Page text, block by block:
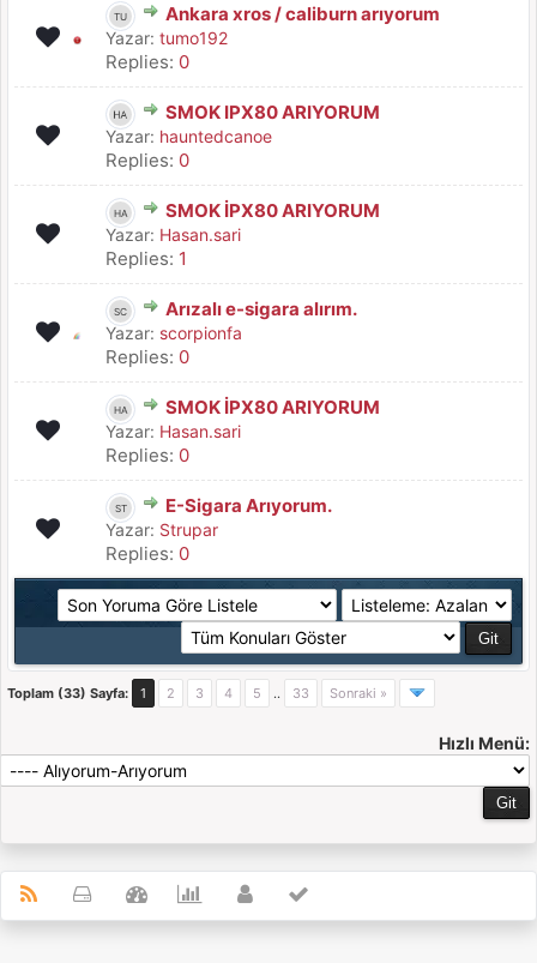
Ankara xros / caliburn arıyorum
Yazar: tumo192
Replies: 0
SMOK IPX80 ARIYORUM
Yazar: hauntedcanoe
Replies: 0
SMOK İPX80 ARIYORUM
Yazar: Hasan.sari
Replies: 1
Arızalı e-sigara alırım.
Yazar: scorpionfa
Replies: 0
SMOK İPX80 ARIYORUM
Yazar: Hasan.sari
Replies: 0
E-Sigara Arıyorum.
Yazar: Strupar
Replies: 0
Toplam (33) Sayfa: 1 2 3 4 5 .. 33 Sonraki »
Hızlı Menü: